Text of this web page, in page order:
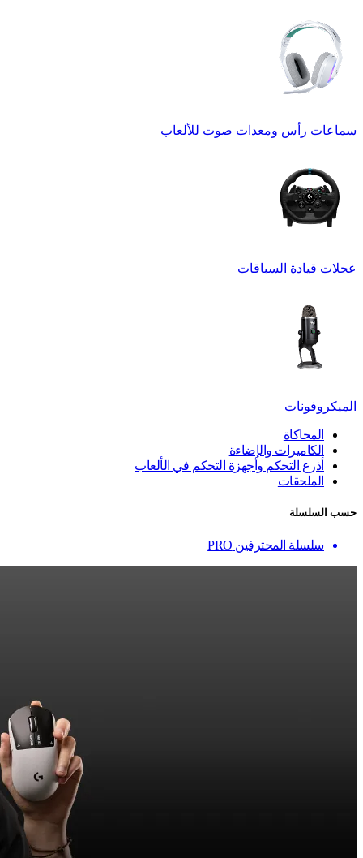
سماعات رأس ومعدات صوت للألعاب
عجلات قيادة السباقات
الميكروفونات
المحاكاة
الكاميرات والإضاءة
أذرع التحكم وأجهزة التحكم في الألعاب
الملحقات
حسب السلسلة
سلسلة المحترفين PRO